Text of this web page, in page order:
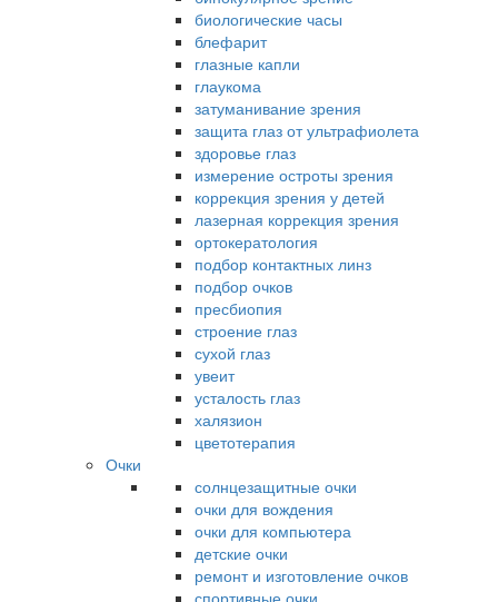
биологические часы
блефарит
глазные капли
глаукома
затуманивание зрения
защита глаз от ультрафиолета
здоровье глаз
измерение остроты зрения
коррекция зрения у детей
лазерная коррекция зрения
ортокератология
подбор контактных линз
подбор очков
пресбиопия
строение глаз
сухой глаз
увеит
усталость глаз
халязион
цветотерапия
Очки
солнцезащитные очки
очки для вождения
очки для компьютера
детские очки
ремонт и изготовление очков